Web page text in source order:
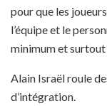
pour que les
l’équipe et le
minimum et surtout
Alain Israël roule
d’intégration.